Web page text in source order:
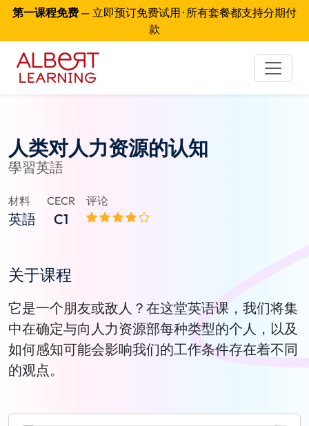
第一课程免费 — 立即预订免费试用 · 所有套餐都支持分期付
款
人类对人力资源的认知
學習英語
材料
英語
CECR
C1
评论
关于课程
它是一个朋友或敌人？在这堂英语课，我们将集
中在确定与向人力资源部每种类型的个人，以及
如何感知可能会影响我们的工作条件存在着不同
的观点。